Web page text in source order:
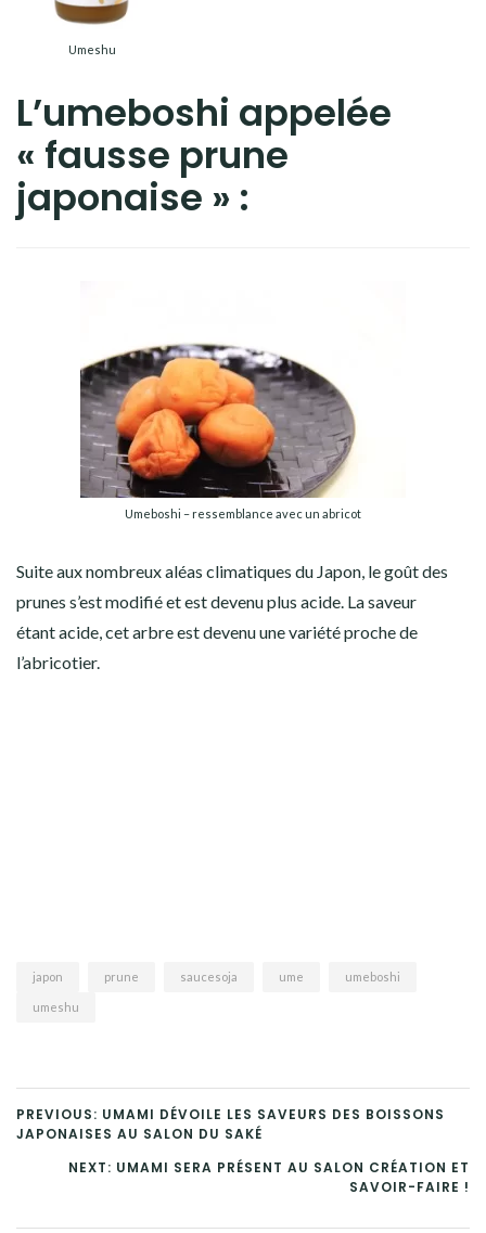
Umeshu
L’umeboshi appelée
« fausse prune
japonaise » :
Umeboshi – ressemblance avec un abricot
Suite aux nombreux aléas climatiques du Japon, le goût des
prunes s’est modifié et est devenu plus acide. La saveur
étant acide, cet arbre est devenu une variété proche de
l’abricotier.
japon prune saucesoja ume umeboshi
umeshu
PREVIOUS: UMAMI DÉVOILE LES SAVEURS DES BOISSONS
JAPONAISES AU SALON DU SAKÉ
NEXT: UMAMI SERA PRÉSENT AU SALON CRÉATION ET
SAVOIR-FAIRE !